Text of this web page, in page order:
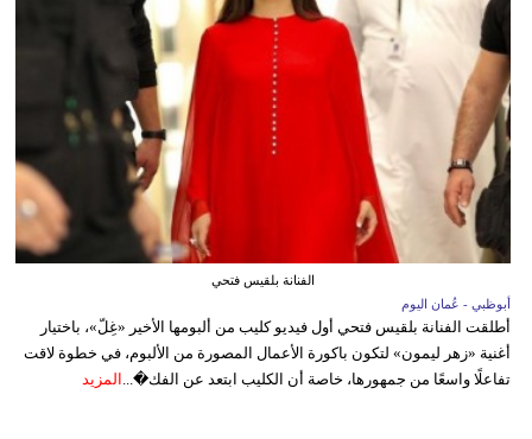
الفنانة بلقيس فتحي
أبوظبي - عُمان اليوم
أطلقت الفنانة بلقيس فتحي أول فيديو كليب من ألبومها الأخير «غِلّ»، باختيار
أغنية «زهر ليمون» لتكون باكورة الأعمال المصورة من الألبوم، في خطوة لاقت
تفاعلًا واسعًا من جمهورها، خاصة أن الكليب ابتعد عن الفك�... المزيد